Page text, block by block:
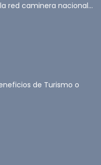
red caminera nacional...
de Turismo o